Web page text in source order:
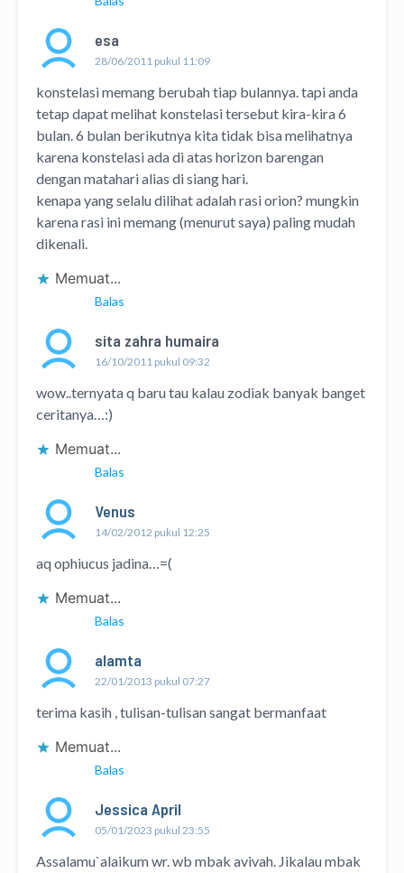
esa
28/06/2011 pukul 11:09
konstelasi memang berubah tiap bulannya. tapi anda
tetap dapat melihat konstelasi tersebut kira-kira 6
bulan. 6 bulan berikutnya kita tidak bisa melihatnya
karena konstelasi ada di atas horizon barengan
dengan matahari alias di siang hari.
kenapa yang selalu dilihat adalah rasi orion? mungkin
karena rasi ini memang (menurut saya) paling mudah
dikenali.
Memuat...
Balas
sita zahra humaira
16/10/2011 pukul 09:32
wow..ternyata q baru tau kalau zodiak banyak banget
ceritanya…:)
Memuat...
Balas
Venus
14/02/2012 pukul 12:25
aq ophiucus jadina…=(
Memuat...
Balas
alamta
22/01/2013 pukul 07:27
terima kasih , tulisan-tulisan sangat bermanfaat
Memuat...
Balas
Jessica April
05/01/2023 pukul 23:55
Assalamu`alaikum wr. wb mbak avivah. Jikalau mbak